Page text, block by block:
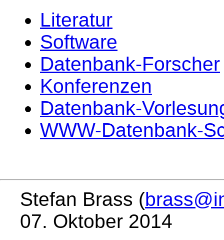
Literatur
Software
Datenbank-Forscher
Konferenzen
Datenbank-
WWW-Datenbank-
Stefan Brass (
07. Oktober 2014